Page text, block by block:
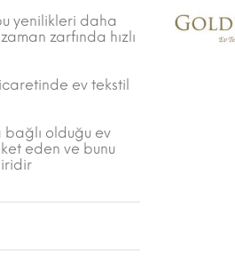
yenilikleri daha
zarfında hızlı
ev tekstil
bağlı olduğu ev
eden ve bunu